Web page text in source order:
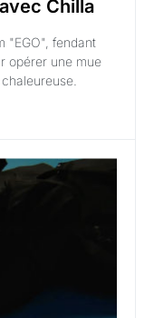
Chilla
"EGO", fendant
opérer une mue